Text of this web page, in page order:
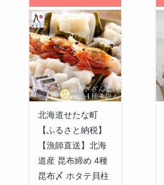
北海道せたな町
【ふるさと納税】
【漁師直送】北海
道産 昆布締め 4種
昆布〆 ホタテ貝柱